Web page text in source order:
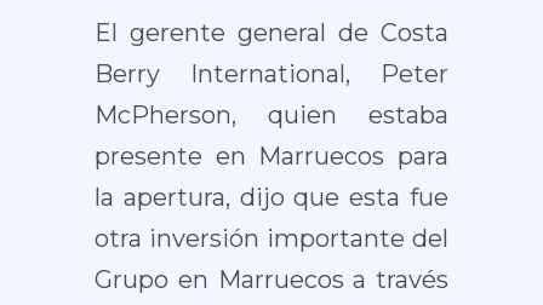
El gerente general de Costa
Berry International, Peter
McPherson, quien estaba
presente en Marruecos para
la apertura, dijo que esta fue
otra inversión importante del
Grupo en Marruecos a través